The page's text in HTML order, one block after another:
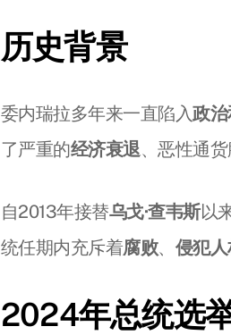
历史背景
委内瑞拉多年来一直陷入政
了严重的经济衰退、恶性通货
自2013年接替乌戈·查韦斯以
统任期内充斥着腐败、 侵犯
2024年总统选